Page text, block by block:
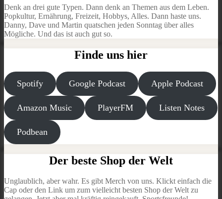
Denk an drei gute Typen. Dann denk an Themen aus dem Leben.
Popkultur, Ernährung, Freizeit, Hobbys, Alles. Dann haste uns.
Danny, Dave und Martin quatschen jeden Sonntag über alles
Mögliche. Und das ist auch gut so.
Finde uns hier
Spotify Google Podcast Apple Podcast
Amazon Music PlayerFM Listen Notes
Podbean
Der beste Shop der Welt
Unglaublich, aber wahr. Es gibt Merch von uns. Klickt einfach die
Cap oder den Link um zum vielleicht besten Shop der Welt zu